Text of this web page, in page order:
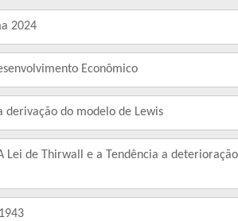
2024
Econômico
derivação do modelo de Lewis
Lei de Thirwall e a Tendência a